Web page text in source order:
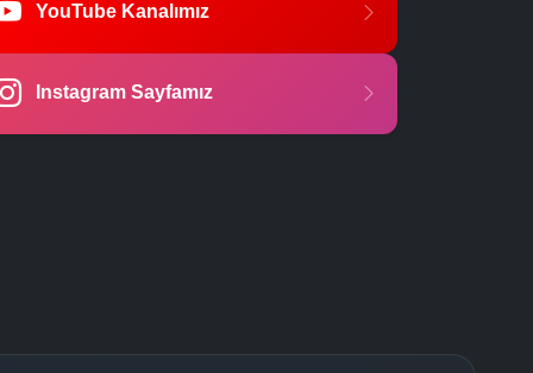
YouTube Kanalımız
Instagram Sayfamız